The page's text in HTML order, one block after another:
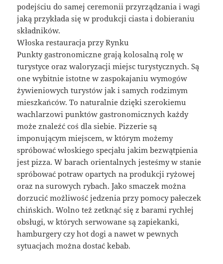
podejściu do samej ceremonii przyrządzania i wagi
jaką przykłada się w produkcji ciasta i dobieraniu
składników.
Włoska restauracja przy Rynku
Punkty gastronomiczne grają kolosalną rolę w
turystyce oraz waloryzacji miejsc turystycznych. Są
one wybitnie istotne w zaspokajaniu wymogów
żywieniowych turystów jak i samych rodzimym
mieszkańców. To naturalnie dzięki szerokiemu
wachlarzowi punktów gastronomicznych każdy
może znaleźć coś dla siebie. Pizzerie są
imponującym miejscem, w którym możemy
spróbować włoskiego specjału jakim bezwątpienia
jest pizza. W barach orientalnych jesteśmy w stanie
spróbować potraw opartych na produkcji ryżowej
oraz na surowych rybach. Jako smaczek można
dorzucić możliwość jedzenia przy pomocy pałeczek
chińskich. Wolno też zetknąć się z barami rychłej
obsługi, w których serwowane są zapiekanki,
hamburgery czy hot dogi a nawet w pewnych
sytuacjach można dostać kebab.